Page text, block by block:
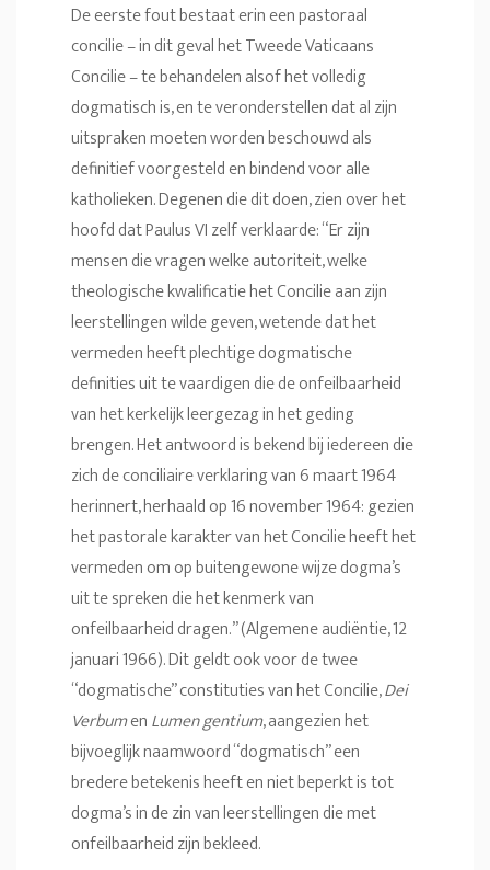
De eerste fout bestaat erin een pastoraal
concilie – in dit geval het Tweede Vaticaans
Concilie – te behandelen alsof het volledig
dogmatisch is, en te veronderstellen dat al zijn
uitspraken moeten worden beschouwd als
definitief voorgesteld en bindend voor alle
katholieken. Degenen die dit doen, zien over het
hoofd dat Paulus VI zelf verklaarde: “Er zijn
mensen die vragen welke autoriteit, welke
theologische kwalificatie het Concilie aan zijn
leerstellingen wilde geven, wetende dat het
vermeden heeft plechtige dogmatische
definities uit te vaardigen die de onfeilbaarheid
van het kerkelijk leergezag in het geding
brengen. Het antwoord is bekend bij iedereen die
zich de conciliaire verklaring van 6 maart 1964
herinnert, herhaald op 16 november 1964: gezien
het pastorale karakter van het Concilie heeft het
vermeden om op buitengewone wijze dogma’s
uit te spreken die het kenmerk van
onfeilbaarheid dragen.” (Algemene audiëntie, 12
januari 1966). Dit geldt ook voor de twee
“dogmatische” constituties van het Concilie,Dei
VerbumenLumen gentium, aangezien het
bijvoeglijk naamwoord “dogmatisch” een
bredere betekenis heeft en niet beperkt is tot
dogma’s in de zin van leerstellingen die met
onfeilbaarheid zijn bekleed.